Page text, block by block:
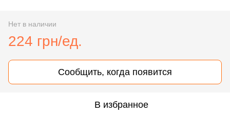
Нет в наличии
224 грн/ед.
Сообщить, когда появится
В избранное